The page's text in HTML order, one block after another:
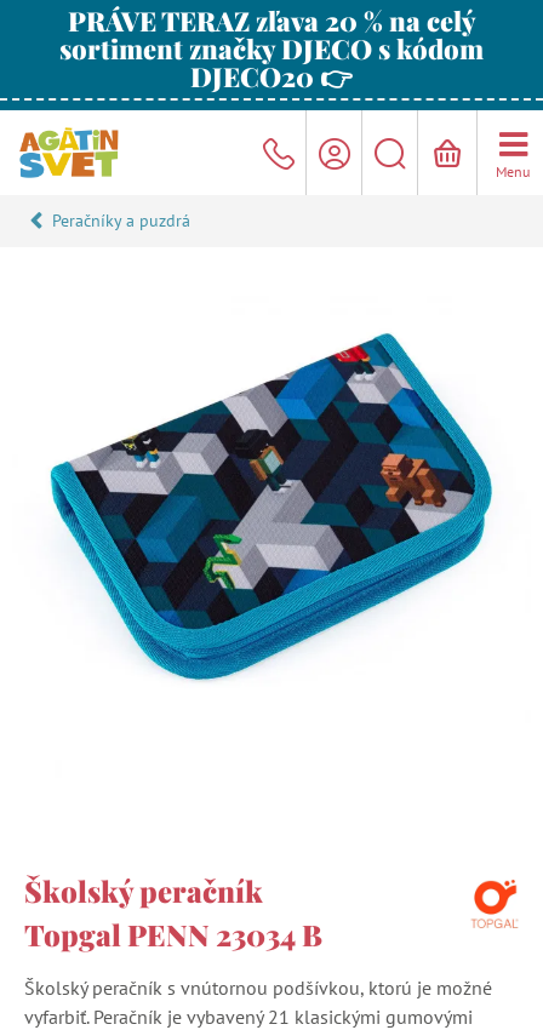
PRÁVE TERAZ zľava 20 % na celý
sortiment značky DJECO s kódom
DJECO20 👉
Menu
Peračníky a puzdrá
Školský peračník
Topgal PENN 23034 B
Školský peračník s vnútornou podšívkou, ktorú je možné
vyfarbiť. Peračník je vybavený 21 klasickými gumovými